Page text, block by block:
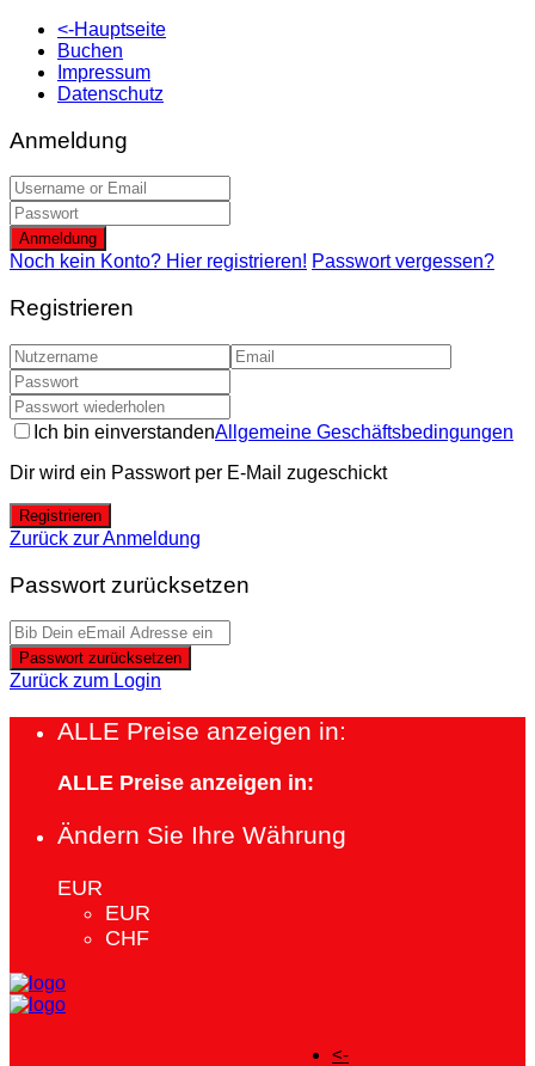
<-Hauptseite
Buchen
Impressum
Datenschutz
Anmeldung
Anmeldung
Noch kein Konto? Hier registrieren! Passwort vergessen?
Registrieren
Ich bin einverstandenAllgemeine Geschäftsbedingungen
Dir wird ein Passwort per E-Mail zugeschickt
Registrieren
Zurück zur Anmeldung
Passwort zurücksetzen
Passwort zurücksetzen
Zurück zum Login
ALLE Preise anzeigen in:
ALLE Preise anzeigen in:
Ändern Sie Ihre Währung
EUR
EUR
CHF
<-